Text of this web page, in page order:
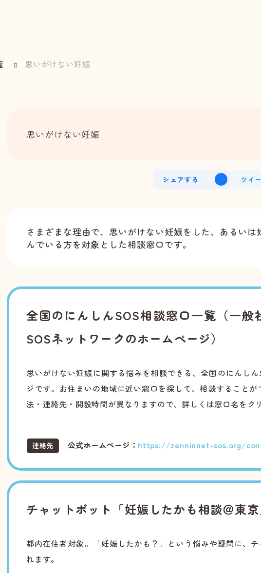
思いがけない妊娠
思いがけない妊娠
シェアする ツイ
さまざまな理由で、思いがけない妊娠をした、あるい
んでいる方を対象とした相談窓口です。
全国のにんしんSOS相談窓口一覧（一般
SOSネットワークのホームページ）
思いがけない妊娠に関する悩みを相談できる、全国のにんし
ジです。お住まいの地域に近い窓口を探して、相談すること
法・連絡先・開設時間が異なりますので、詳しくは窓口名をク
連絡先 公式ホームページ： https://zenninnet-sos.org/
チャットボット「妊娠したかも相談＠東京
都内在住者対象。「妊娠したかも？」という悩みや疑問に、
れます。